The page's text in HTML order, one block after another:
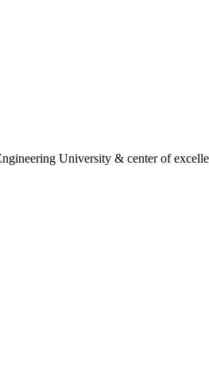
University & center of